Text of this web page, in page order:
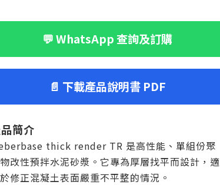
💬 WhatsApp 查詢及訂購
📄 下載產品說明書 PDF
簡介
thick render TR 是高性能、單組份聚
改性預拌水泥砂漿。 它專為厚層找平而設計，適
修正混凝土表面嚴重不平整的情況。